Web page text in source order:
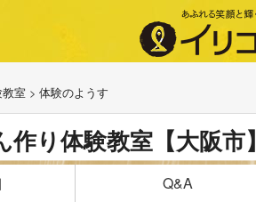
室 > 体験のようす
り体験教室【大阪市】
Q&A